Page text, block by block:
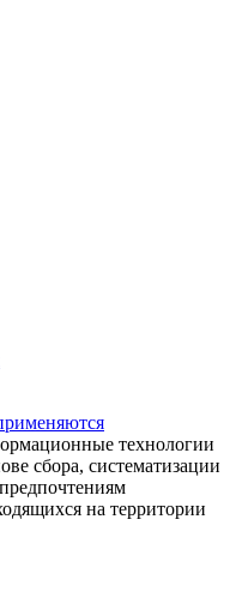
технологии
сбора, систематизации
на территории